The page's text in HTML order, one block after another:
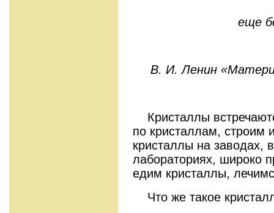
еще
В. И. Ленин
Кристаллы
по кристаллам, строим
кристаллы на заводах,
лабораториях, широко
едим кристаллы,
Что же такое